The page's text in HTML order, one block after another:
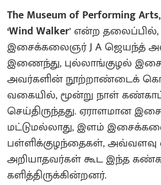
The Museum of Performing
‘Wind Walker’ என்ற தலைப்பில்,
இசைக்கலைஞர் J A ஜெயந்த்
இணைந்து, புல்லாங்குழல்
அவர்களின் நூற்றாண்டைக்
வகையில், மூன்று நாள்
செய்திருந்தது. ஏராளமான
மட்டுமல்லாது, இளம்
பள்ளிக்குழந்தைகள், அவ்வளவு
அறியாதவர்கள் கூட இந்த
களித்திருக்கின்றனர்.